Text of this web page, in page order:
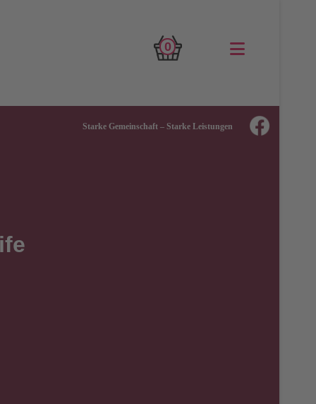
0
Starke Gemeinschaft – Starke Leistungen